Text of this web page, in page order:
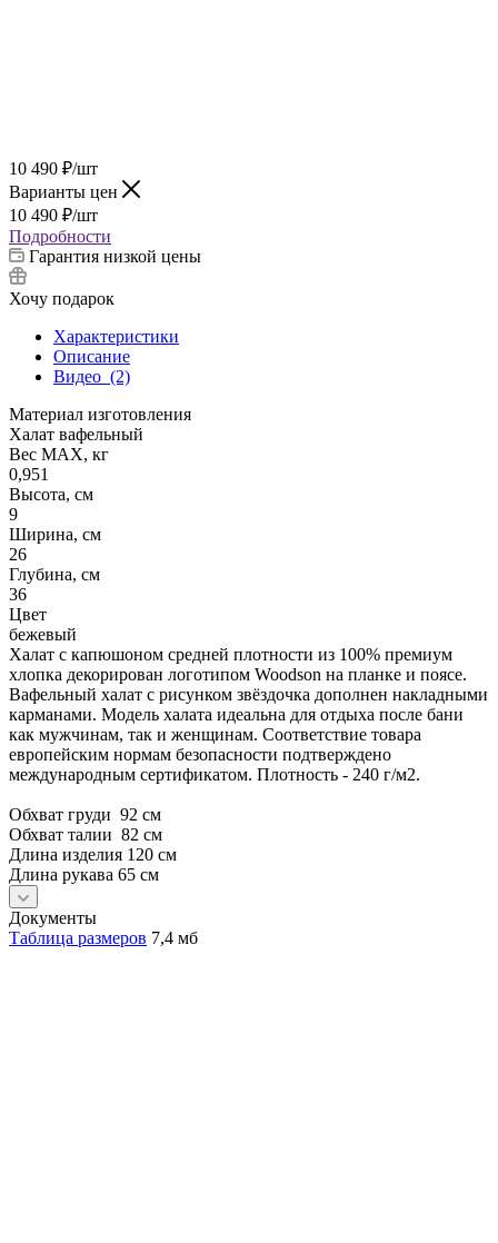
10 490 ₽/шт
Варианты цен
10 490 ₽/шт
Подробности
Гарантия низкой цены
Хочу подарок
Характеристики
Описание
Видео (2)
Материал изготовления
Халат вафельный
Вес МАХ, кг
0,951
Высота, см
9
Ширина, см
26
Глубина, см
36
Цвет
бежевый
Халат с капюшоном средней плотности из 100% премиум
хлопка декорирован логотипом Woodson на планке и поясе.
Вафельный халат с рисунком звёздочка дополнен накладными
карманами. Модель халата идеальна для отдыха после бани
как мужчинам, так и женщинам. Соответствие товара
европейским нормам безопасности подтверждено
международным сертификатом. Плотность - 240 г/м2.
Обхват груди 92 см
Обхват талии 82 см
Длина изделия 120 см
Длина рукава 65 см
Документы
Таблица размеров 7,4 мб